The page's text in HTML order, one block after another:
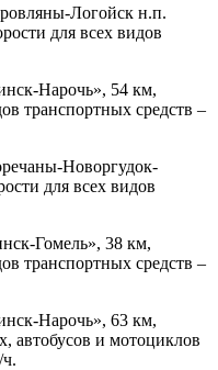
Логойск н.п.
для всех видов
Нарочь», 54 км,
транспортных средств –
Новоргудок-
для всех видов
Гомель», 38 км,
транспортных средств –
Нарочь», 63 км,
автобусов и мотоциклов